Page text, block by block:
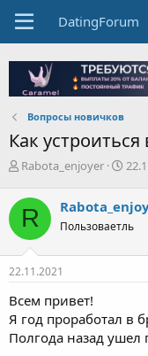
DatingForum
Вопросы новичков
Как
А
т
о
р
т
е
м
Rabota_enjoyer
Д
а
н
ч
R Пользоваетль
22.11.2021
Всем привет!
Я год проработал в
Полгода назад ушел